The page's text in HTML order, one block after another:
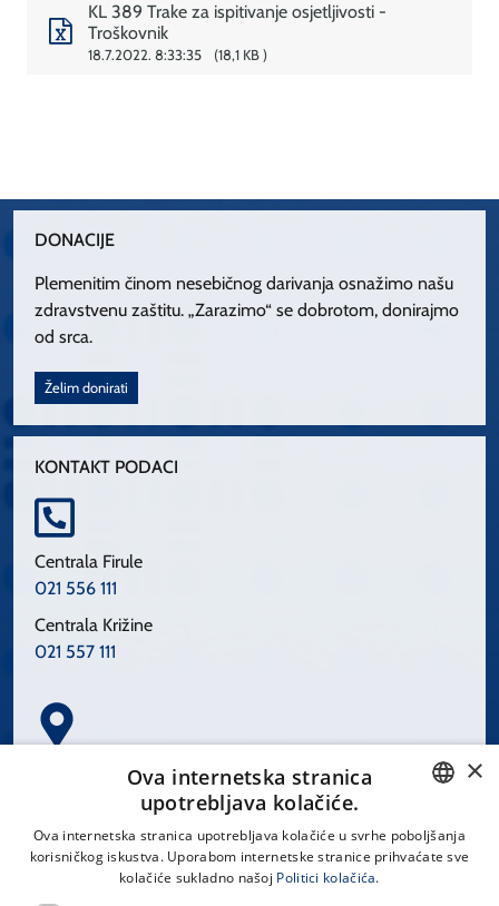
KL 389 Trake za ispitivanje osjetljivosti -
Troškovnik
18.7.2022. 8:33:35 18,1 KB
DONACIJE
Plemenitim činom nesebičnog darivanja osnažimo našu
zdravstvenu zaštitu. „Zarazimo“ se dobrotom, donirajmo
od srca.
Želim donirati
KONTAKT PODACI
Centrala Firule
021 556 111
Centrala Križine
021 557 111
Spinčićeva 1, 21000 Split
CROATIAN
×
Ova internetska stranica
upotrebljava kolačiće.
Ova internetska stranica upotrebljava kolačiće u svrhe poboljšanja
korisničkog iskustva. Uporabom internetske stranice prihvaćate sve
kolačiće sukladno našoj Politici kolačića.